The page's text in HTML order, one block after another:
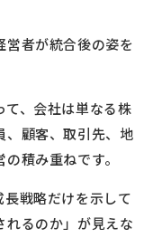
営者が統合後の姿を
、会社は単なる株
、顧客、取引先、地
積み重ねです。
戦略だけを示して
れるのか」が見えな